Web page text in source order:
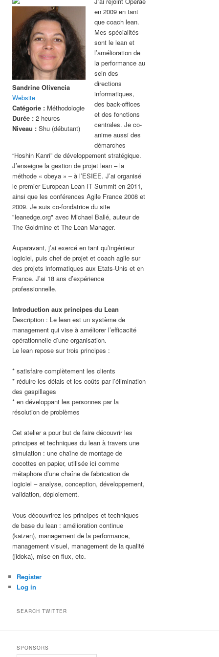
Sandrine Olivencia
Website
Catégorie : Méthodologie
Durée : 2 heures
Niveau : Shu (débutant)
en 2009 en tant
que coach lean.
Mes spécialités
sont le lean et
l’amélioration de
la performance au
sein des
directions
informatiques,
des back-offices
et des fonctions
centrales. Je co-
anime aussi des
démarches
“Hoshin Kanri” de développement stratégique.
J’enseigne la gestion de projet lean – la
méthode « obeya » – à l’ESIEE. J’ai organisé
le premier European Lean IT Summit en 2011,
ainsi que les conférences Agile France 2008 et
2009. Je suis co-fondatrice du site
"leanedge.org" avec Michael Ballé, auteur de
The Goldmine et The Lean Manager.
Auparavant, j’ai exercé en tant qu’ingénieur
logiciel, puis chef de projet et coach agile sur
des projets informatiques aux Etats-Unis et en
France. J’ai 18 ans d’expérience
professionnelle.
Introduction aux principes du Lean
Description : Le lean est un système de
management qui vise à améliorer l’efficacité
opérationnelle d’une organisation.
Le lean repose sur trois principes :
* satisfaire complètement les clients
* réduire les délais et les coûts par l’élimination
des gaspillages
* en développant les personnes par la
résolution de problèmes
Cet atelier a pour but de faire découvrir les
principes et techniques du lean à travers une
simulation : une chaîne de montage de
cocottes en papier, utilisée ici comme
métaphore d’une chaîne de fabrication de
logiciel – analyse, conception, développement,
validation, déploiement.
Vous découvrirez les principes et techniques
de base du lean : amélioration continue
(kaizen), management de la performance,
management visuel, management de la qualité
(jidoka), mise en flux, etc.
Register
Log in
SEARCH TWITTER
SPONSORS